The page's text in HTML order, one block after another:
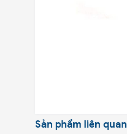
Sản phẩm liên quan